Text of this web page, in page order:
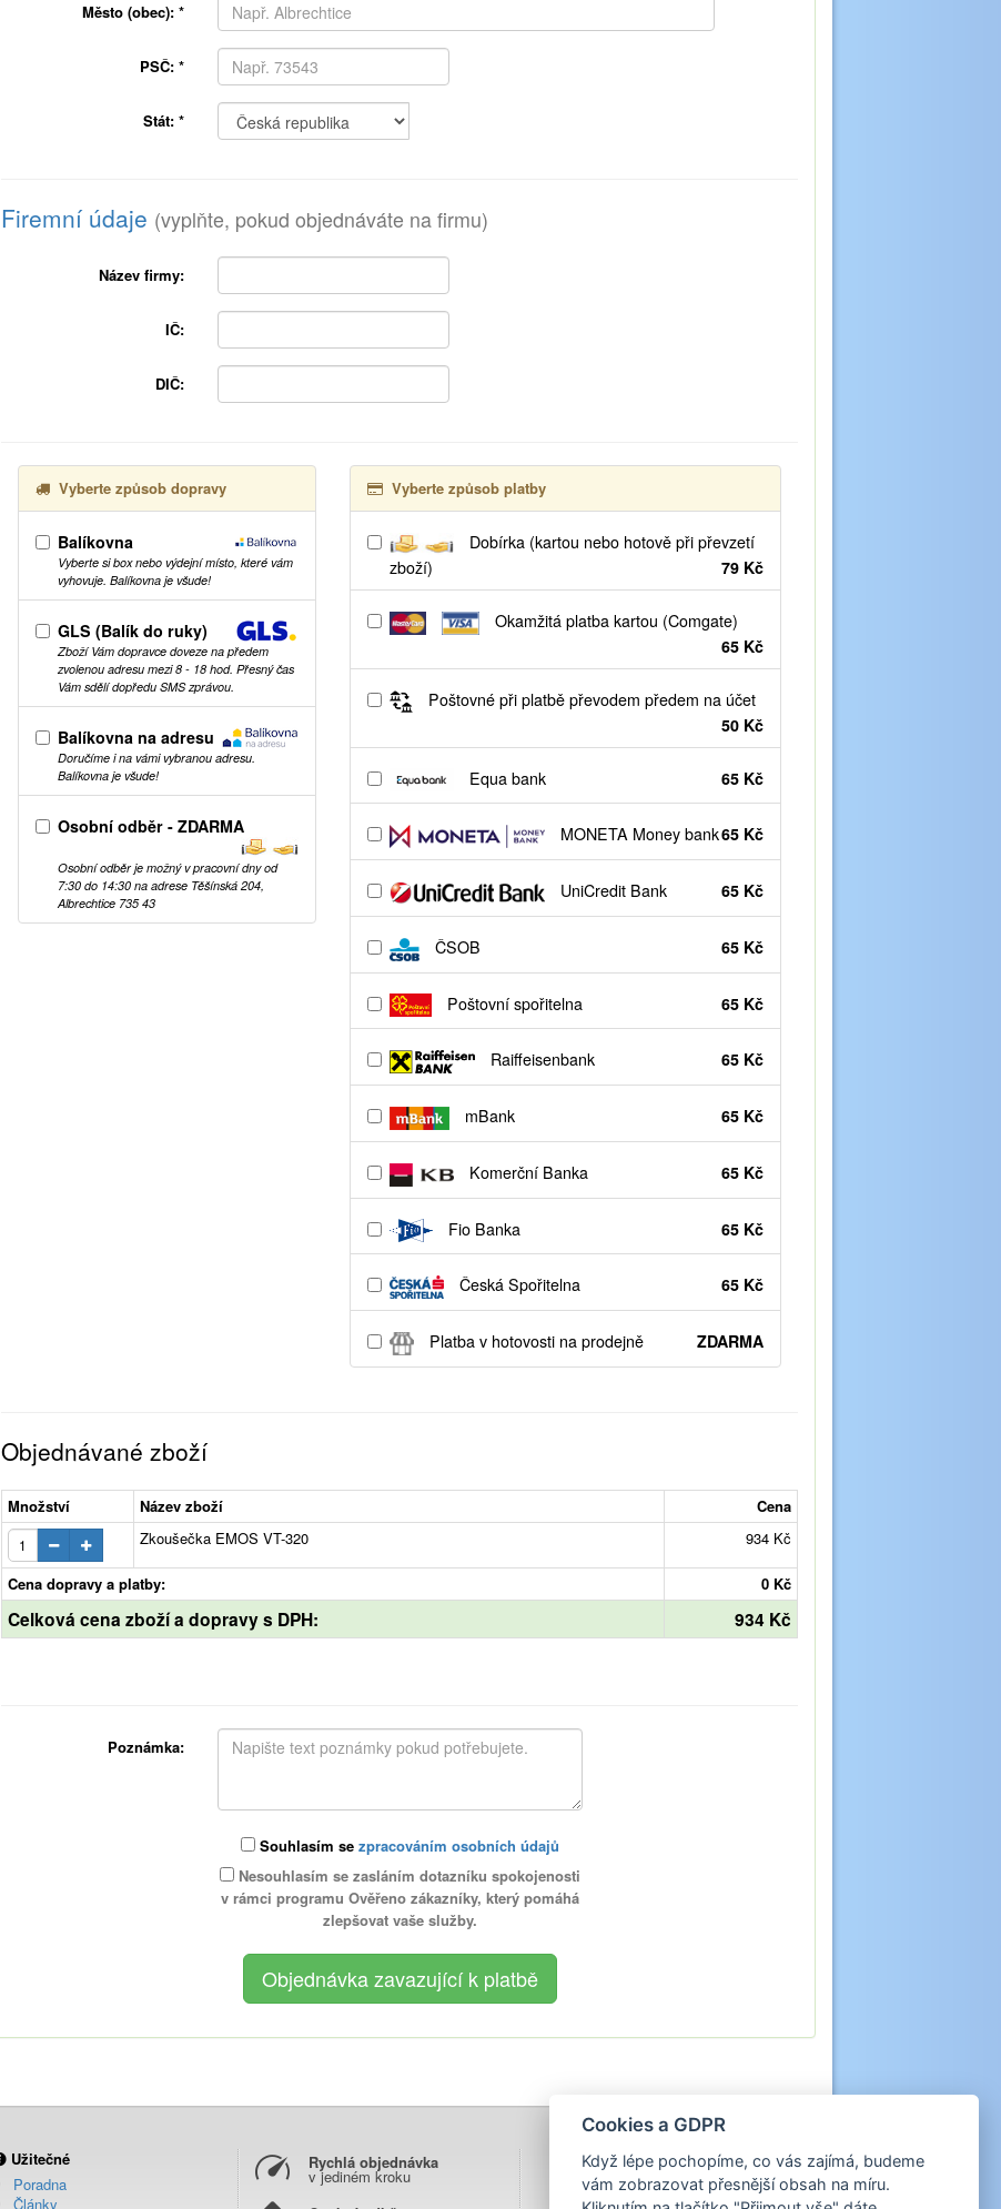
Město (obec): *
PSČ: *
Stát: *
Firemní údaje (vyplňte, pokud objednáváte na firmu)
Název firmy:
IČ:
DIČ:
Vyberte způsob dopravy
Balíkovna
Vyberte si box nebo výdejní místo, které vám
vyhovuje. Balíkovna je všude!
GLS (Balík do ruky)
Zboží Vám dopravce doveze na předem
zvolenou adresu mezi 8 - 18 hod. Přesný čas
Vám sdělí dopředu SMS zprávou.
Balíkovna na adresu
Doručíme i na vámi vybranou adresu.
Balíkovna je všude!
Osobní odběr - ZDARMA
Osobní odběr je možný v pracovní dny od
7:30 do 14:30 na adrese Těšínská 204,
Albrechtice 735 43
Vyberte způsob platby
Dobírka (kartou nebo hotově při převzetí
zboží)
79 Kč
Okamžitá platba kartou (Comgate)
65 Kč
Poštovné při platbě převodem předem na účet
50 Kč
Equa bank 65 Kč
MONETA Money bank65 Kč
UniCredit Bank 65 Kč
ČSOB 65 Kč
Poštovní spořitelna 65 Kč
Raiffeisenbank 65 Kč
mBank 65 Kč
Komerční Banka 65 Kč
Fio Banka 65 Kč
Česká Spořitelna 65 Kč
Platba v hotovosti na prodejně ZDARMA
Objednávané zboží
Množství Název zboží
Cena
Zkoušečka EMOS VT-320
934 Kč
Cena dopravy a platby: 0 Kč
Celková cena zboží a dopravy s DPH: 934 Kč
Poznámka:
Souhlasím se zpracováním osobních údajů
Nesouhlasím se zasláním dotazníku spokojenosti
v rámci programu Ověřeno zákazníky, který pomáhá
zlepšovat vaše služby.
Užitečné
Poradna
Články
Rychlá objednávka
v jediném kroku
Cookies a GDPR
Když lépe pochopíme, co vás zajímá, budeme
vám zobrazovat přesnější obsah na míru.